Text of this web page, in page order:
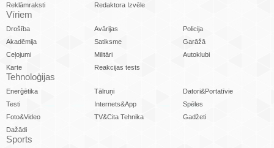
Reklāmraksti
Redaktora Izvēle
Vīriem
Drošība Avārijas
Policija
Akadēmija
Satiksme
Garāžā
Ceļojumi
Militāri
Autoklubi
Karte
Reakcijas tests
Tehnoloģijas
Enerģētika Tālruņi
Datori&Portatīvie
Testi
Internets&App
Spēles
Foto&Video
TV&Cita Tehnika
Gadžeti
Dažādi
Sports